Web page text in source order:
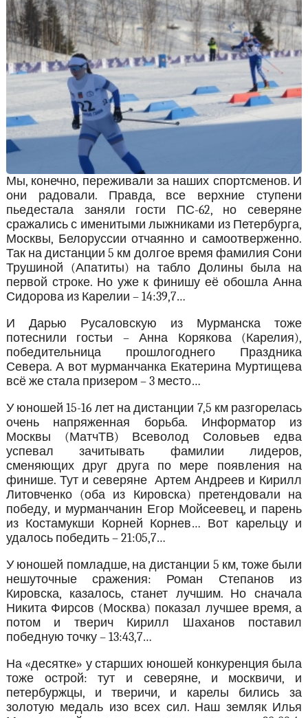
Мы, конечно, переживали за наших спортсменов. И
они радовали. Правда, все верхние ступени
пьедестала заняли гости ПС-62, но северяне
сражались с именитыми лыжниками из Петербурга,
Москвы, Белоруссии отчаянно и самоотверженно.
Так на дистанции 5 км долгое время фамилия Сони
Трушиной (Апатиты) на табло Долины была на
первой строке. Но уже к финишу её обошла Анна
Сидорова из Карелии – 14:39,7…
И Дарью Русаловскую из Мурманска тоже
потеснили гостьи – Анна Корякова (Карелия),
победительница прошлогоднего Праздника
Севера. А вот мурманчанка Екатерина Муртищева
всё же стала призером – 3 место…
У юношей 15-16 лет на дистанции 7,5 км разгорелась
очень напряженная борьба. Информатор из
Москвы (МатчТВ) Всеволод Соловьев едва
успевал зачитывать фамилии лидеров,
сменяющих друг друга по мере появления на
финише. Тут и северяне Артем Андреев и Кирилл
Литовченко (оба из Кировска) претендовали на
победу, и мурманчанин Егор Мойсеевец, и парень
из Костамукши Корней Корнев… Вот карельцу и
удалось победить – 21:05,7…
У юношей помладше, на дистанции 5 км, тоже были
нешуточные сражения: Роман Степанов из
Кировска, казалось, станет лучшим. Но сначала
Никита Фирсов (Москва) показал лучшее время, а
потом и тверич Кирилл Шаханов поставил
победную точку – 13:43,7…
На «десятке» у старших юношей конкуренция была
тоже острой: тут и северяне, и москвичи, и
петербуржцы, и тверичи, и карелы бились за
золотую медаль изо всех сил. Наш земляк Илья